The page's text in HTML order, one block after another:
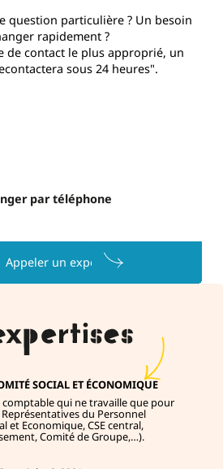
question particulière ? Un besoin
rapidement ?
de contact le plus approprié, un
sous 24 heures".
par téléphone
Appeler un expert
SOCIAL ET ÉCONOMIQUE
comptable qui ne travaille que pour
du Personnel
et Economique, CSE central,
Comité de Groupe,…).